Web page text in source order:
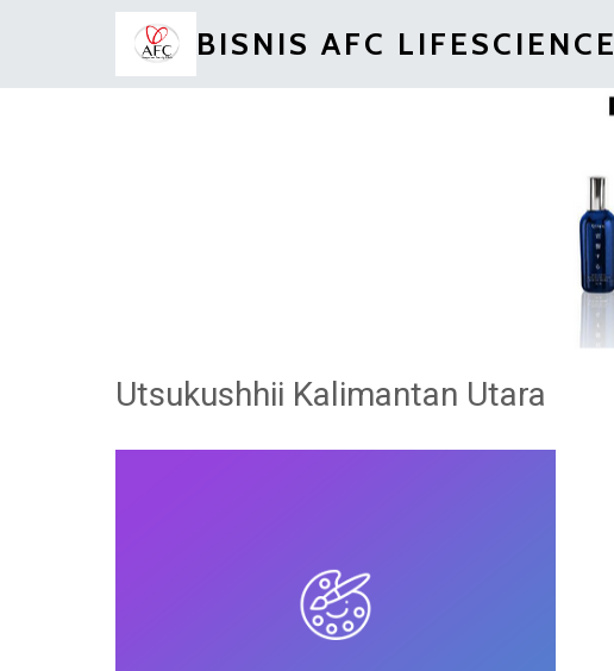
BISNIS AFC LIFESCIENCE
Utsukushhii Kalimantan Utara